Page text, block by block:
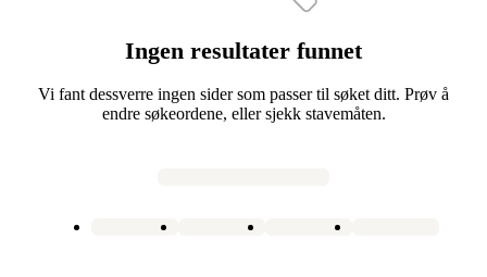
Ingen resultater funnet
Vi fant dessverre ingen sider som passer til søket ditt. Prøv å
endre søkeordene, eller sjekk stavemåten.